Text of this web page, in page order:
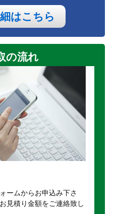
はこちら
の流れ
ームからお申込み下さ
見積り金額をご連絡致し